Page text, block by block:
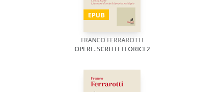
EPUB
FRANCO FERRAROTTI
OPERE. SCRITTI TEORICI 2